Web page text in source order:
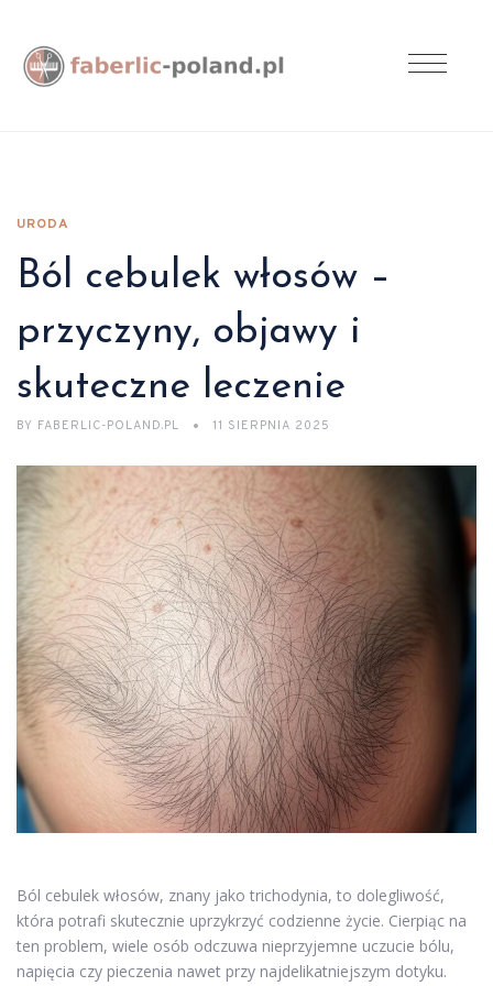
URODA
Ból cebulek włosów –
przyczyny, objawy i
skuteczne leczenie
BY FABERLIC-POLAND.PL 11 SIERPNIA 2025
Ból cebulek włosów, znany jako trichodynia, to dolegliwość,
która potrafi skutecznie uprzykrzyć codzienne życie. Cierpiąc na
ten problem, wiele osób odczuwa nieprzyjemne uczucie bólu,
napięcia czy pieczenia nawet przy najdelikatniejszym dotyku.